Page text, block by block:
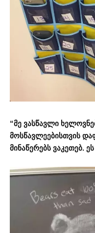
“მე ვასწავლი
მოსწავლეებისთვის
მინაწერებს ვაკეთებ.